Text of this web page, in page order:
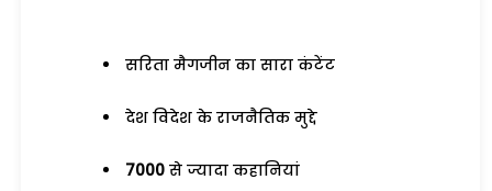
सरिता मैगजीन का सारा कंटेंट
देश विदेश के राजनैतिक मुद्दे
7000 से ज्यादा कहानियां